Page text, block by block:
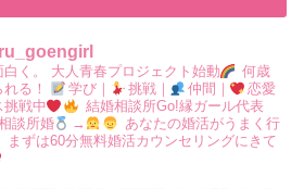
く。 大人青春プロジェクト始動
何歳
る！
学び｜ 挑戦｜ 仲間｜
恋愛
挑戦中
結婚相談所Go!縁ガール代表
談所婚
→
あなたの婚活がうまく行
まずは60分無料婚活カウンセリングにきて